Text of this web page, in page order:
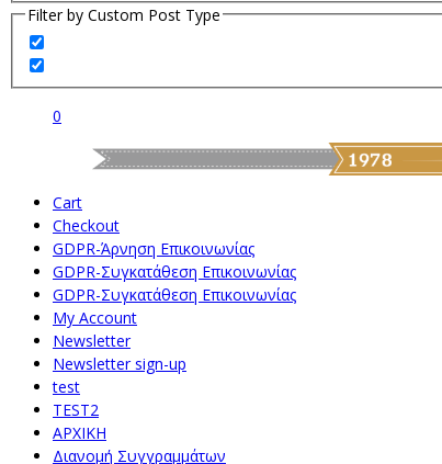
Filter by Custom Post Type
0
Cart
Checkout
GDPR-Άρνηση Επικοινωνίας
GDPR-Συγκατάθεση Επικοινωνίας
GDPR-Συγκατάθεση Επικοινωνίας
My Account
Newsletter
Newsletter sign-up
test
TEST2
ΑΡΧΙΚΗ
Διανομή Συγγραμμάτων